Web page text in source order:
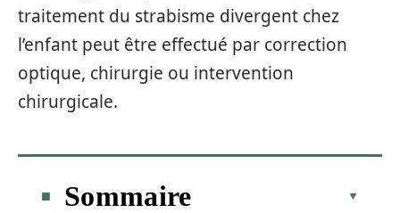
traitement du strabisme divergent chez
l’enfant peut être effectué par correction
optique, chirurgie ou intervention
chirurgicale.
Sommaire